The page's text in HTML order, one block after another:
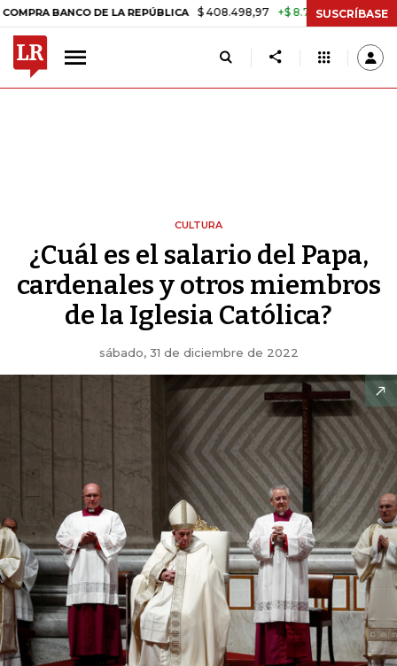
BANCO DE LA REPÚBLICA $ 408.498,97 +$ 8.753,81 +2,19%
SUSCRÍBASE
CULTURA
¿Cuál es el salario del Papa,
cardenales y otros miembros
de la Iglesia Católica?
sábado, 31 de diciembre de 2022